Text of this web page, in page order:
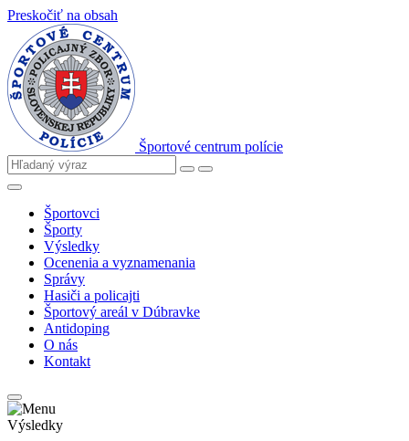
Preskočiť na obsah
Športové centrum polície
Športovci
Športy
Výsledky
Ocenenia a vyznamenania
Správy
Hasiči a policajti
Športový areál v Dúbravke
Antidoping
O nás
Kontakt
Výsledky